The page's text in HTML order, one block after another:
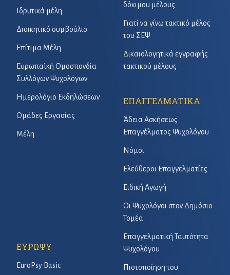
Ιδρυτικά μέλη
Διοικητικό συμβούλιο
Επίτιμα Μέλη
Ευρωπαϊκή Ομοσπονδία
Συλλόγων Ψυχολόγων
Ημερολόγιο Εκδηλώσεων
Ομάδες Εργασίας
Μέλη
δόκιμου μέλους
Γιατί να γίνω τακτικό μέλος
του ΣΕΨ
Δικαιολογητικά εγγραφής
τακτικού μέλους
ΕΠΑΓΓΕΛΜΑΤΙΚΑ
Άδεια Ασκήσεως
Επαγγέλματος Ψυχολόγου
Νόμοι
Ελεύθεροι Επαγγελματίες
Ειδική Αγωγή
Οι Ψυχολόγοι στον Δημόσιο
Τομέα
Επαγγελματική Ταυτότητα
Ψυχολόγου
Πιστοποίηση του
ΕΥΡΩΨΥ
EuroPsy Basic